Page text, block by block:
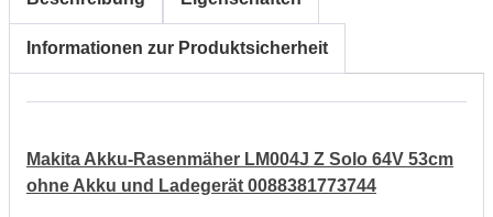
Informationen zur Produktsicherheit
Makita Akku-Rasenmäher LM004J Z Solo 64V 53cm
ohne Akku und Ladegerät 0088381773744